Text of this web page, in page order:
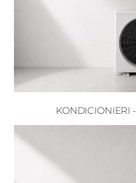
KONDICIONIERI